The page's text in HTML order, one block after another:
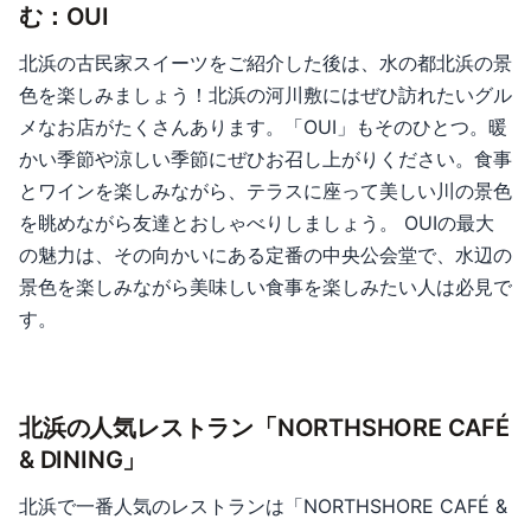
む：OUI
北浜の古民家スイーツをご紹介した後は、水の都北浜の景
色を楽しみましょう！北浜の河川敷にはぜひ訪れたいグル
メなお店がたくさんあります。「OUI」もそのひとつ。暖
かい季節や涼しい季節にぜひお召し上がりください。食事
とワインを楽しみながら、テラスに座って美しい川の景色
を眺めながら友達とおしゃべりしましょう。 OUIの最大
の魅力は、その向かいにある定番の中央公会堂で、水辺の
景色を楽しみながら美味しい食事を楽しみたい人は必見で
す。
北浜の人気レストラン「NORTHSHORE CAFÉ
& DINING」
北浜で一番人気のレストランは「NORTHSHORE CAFÉ &